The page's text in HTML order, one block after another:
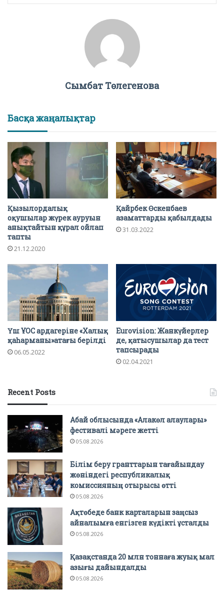
Сымбат Төлегенова
Басқа жаңалықтар
Қызылордалық
оқушылар жүрек ауруын
анықтайтын құрал ойлап
тапты
21.12.2020
Қайрбек Өскенбаев
азаматтарды қабылдады
31.03.2022
Үш ҰОС ардагеріне «Халық
қаһарманы»атағы берілді
06.05.2022
Eurovision: Жанкүйерлер
де, қатысушылар да тест
тапсырады
02.04.2021
Recent Posts
Абай облысында «Алакөл алаулары»
фестивалі мәреге жетті
05.08.2026
Білім беру гранттарын тағайындау
жөніндегі республикалық
комиссияның отырысы өтті
05.08.2026
Ақтөбеде банк карталарын заңсыз
айналымға енгізген күдікті ұсталды
05.08.2026
Қазақстанда 20 млн тоннаға жуық мал
азығы дайындалды
05.08.2026